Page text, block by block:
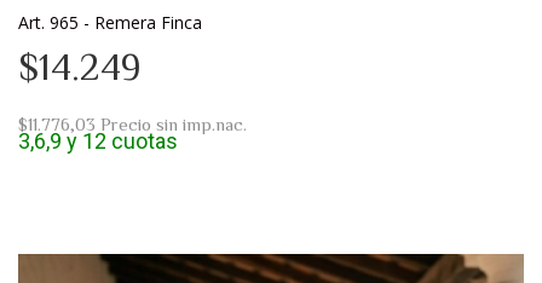
Art. 965 - Remera Finca
$14.249
$11.776,03 Precio sin imp.nac.
3,6,9 y 12 cuotas